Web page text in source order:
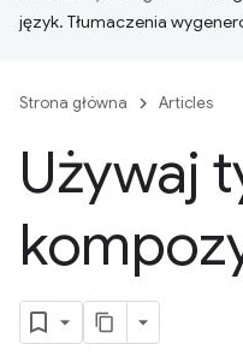
język. Tłumaczenia
Strona główna Articles
Używaj